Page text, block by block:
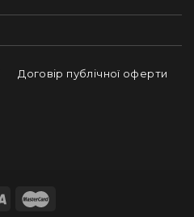
Договір публічної оферти